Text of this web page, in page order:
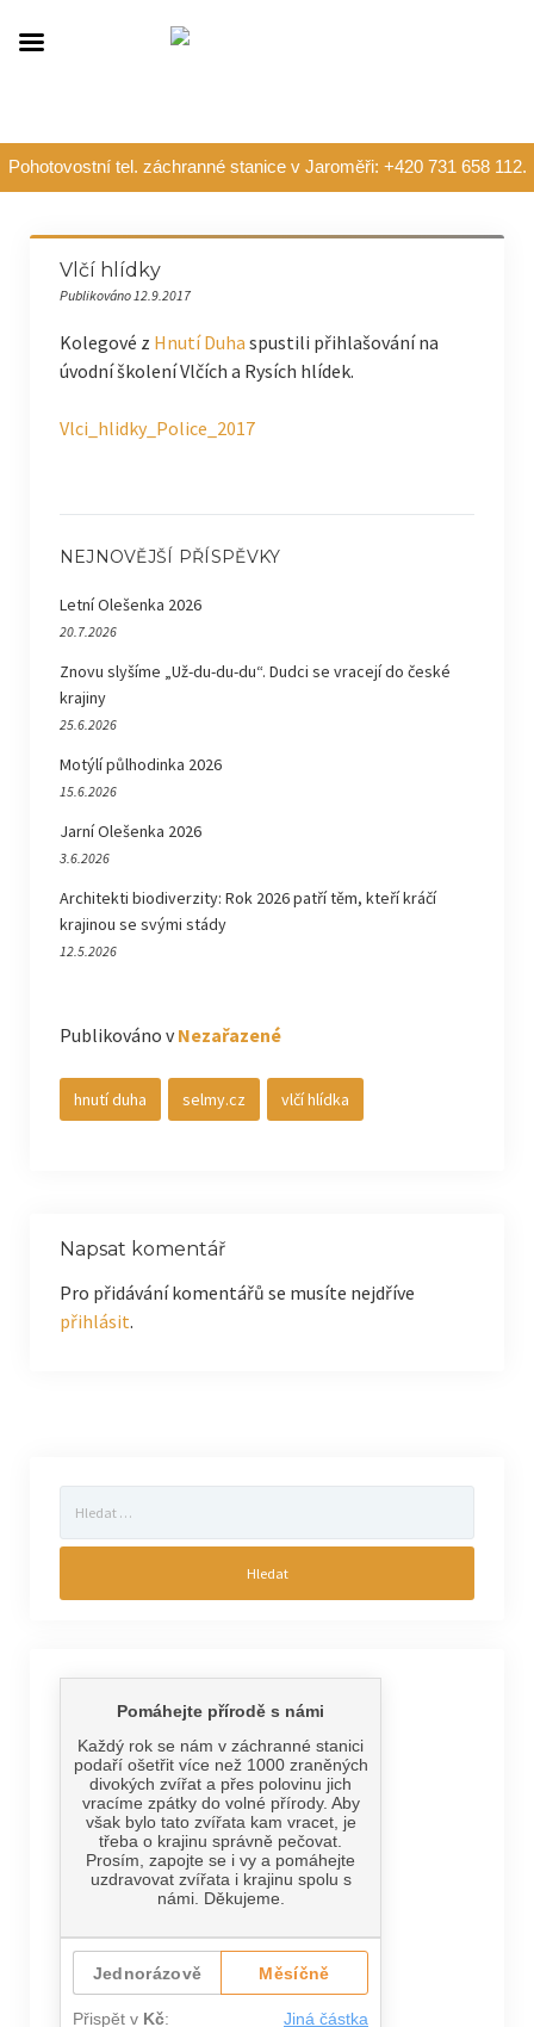
Pohotovostní tel. záchranné stanice v Jaroměři: +420 731 658 112.
Vlčí hlídky
Publikováno 12.9.2017
Kolegové z Hnutí Duha spustili přihlašování na
úvodní školení Vlčích a Rysích hlídek.
Vlci_hlidky_Police_2017
NEJNOVĚJŠÍ PŘÍSPĚVKY
Letní Olešenka 2026
20.7.2026
Znovu slyšíme „Už-du-du-du“. Dudci se vracejí do české
krajiny
25.6.2026
Motýlí půlhodinka 2026
15.6.2026
Jarní Olešenka 2026
3.6.2026
Architekti biodiverzity: Rok 2026 patří těm, kteří kráčí
krajinou se svými stády
12.5.2026
Publikováno v Nezařazené
hnutí duha selmy.cz vlčí hlídka
Napsat komentář
Pro přidávání komentářů se musíte nejdříve
přihlásit.